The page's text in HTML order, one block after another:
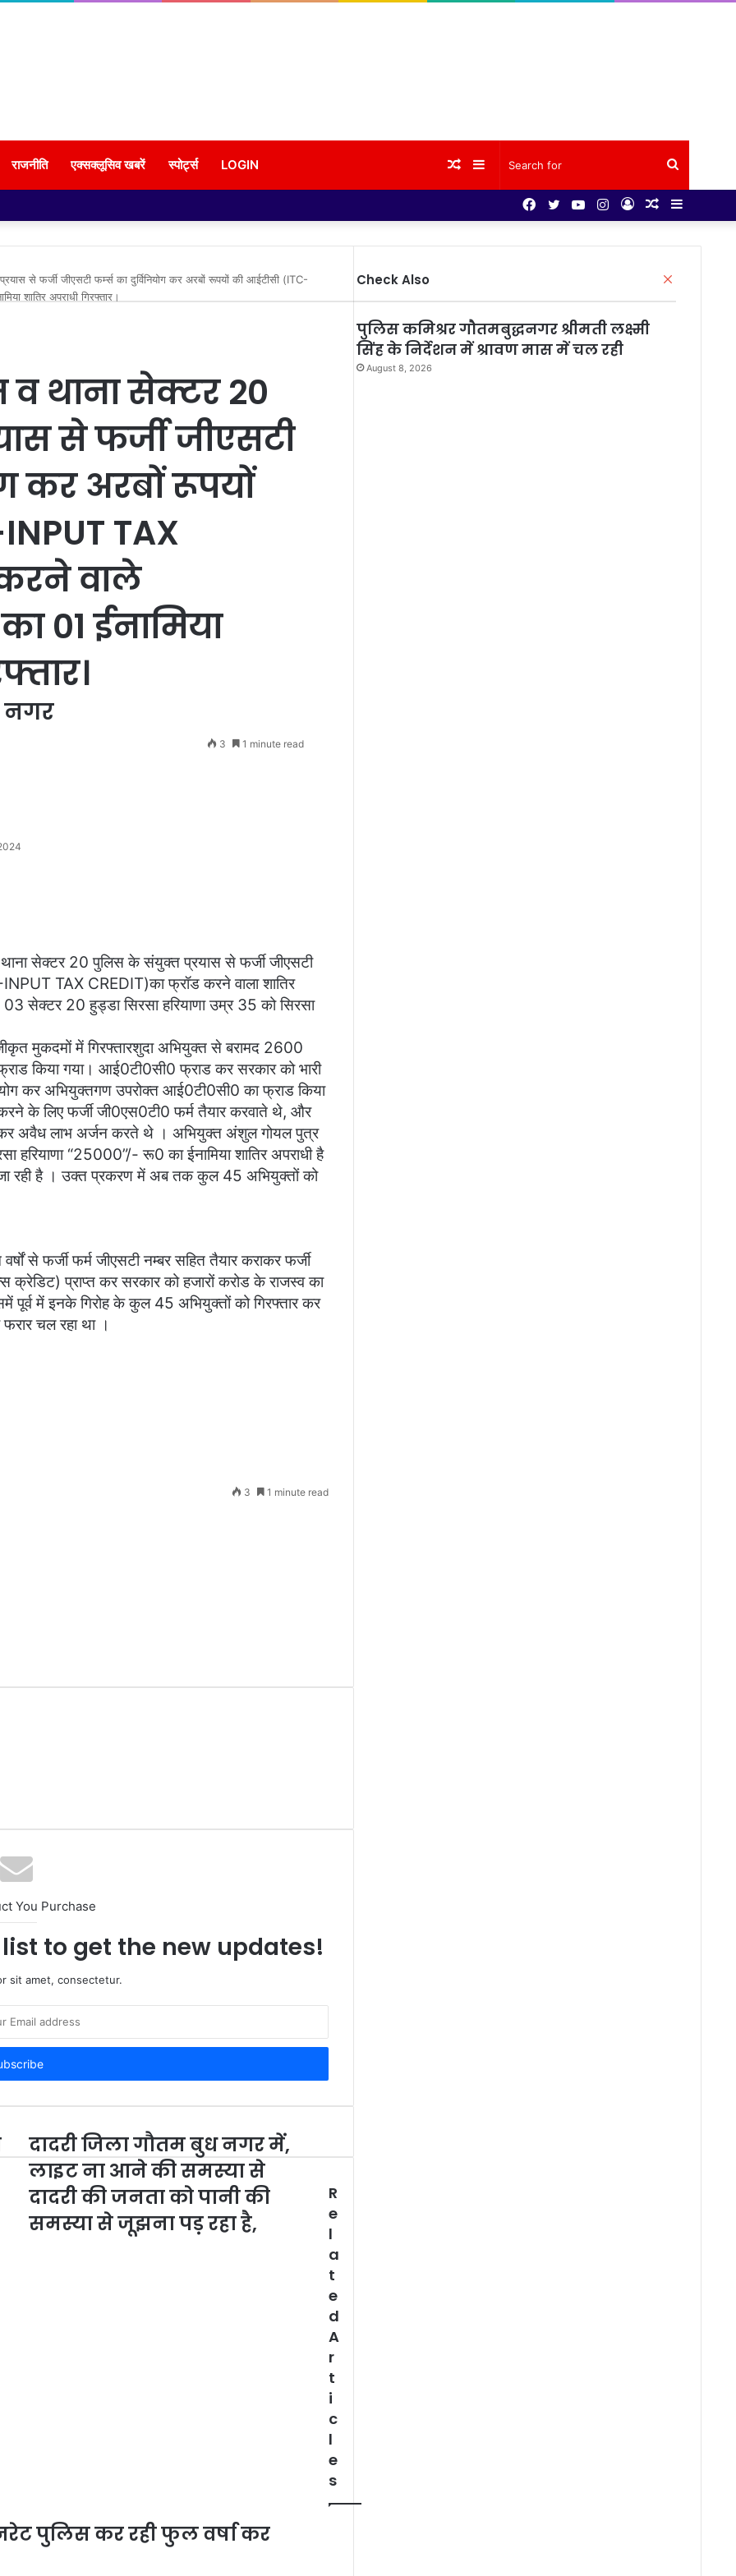
राजनीति एक्सक्लूसिव खबरें स्पोर्ट्स LOGIN
for
Sidebar
Random
Sidebar
Random
Log
Instagram
YouTube
Twitter
Facebook
से फर्जी जीएसटी फर्म्स का दुर्विनियोग कर अरबों रूपयों की आईटीसी (ITC-
शातिर अपराधी गिरफ्तार।
व थाना सेक्टर 20
से फर्जी जीएसटी
कर अरबों रूपयों
TAX
करने वाले
01 ईनामिया
नगर
3 1 minute read
सेक्टर 20 पुलिस के संयुक्त प्रयास से फर्जी जीएसटी
INPUT TAX CREDIT)का फ्रॉड करने वाला शातिर
सेक्टर 20 हुड्डा सिरसा हरियाणा उम्र 35 को सिरसा
मुकदमों में गिरफ्तारशुदा अभियुक्त से बरामद 2600
किया गया। आई0टी0सी0 फ्राड कर सरकार को भारी
कर अभियुक्तगण उपरोक्त आई0टी0सी0 का फ्राड किया
के लिए फर्जी जी0एस0टी0 फर्म तैयार करवाते थे, और
कर अवैध लाभ अर्जन करते थे । अभियुक्त अंशुल गोयल पुत्र
हरियाणा “25000”/- रू0 का ईनामिया शातिर अपराधी है
जा रही है । उक्त प्रकरण में अब तक कुल 45 अभियुक्तों को
से फर्जी फर्म जीएसटी नम्बर सहित तैयार कराकर फर्जी
प्राप्त कर सरकार को हजारों करोड के राजस्व का
पूर्व में इनके गिरोह के कुल 45 अभियुक्तों को गिरफ्तार कर
चल रहा था ।
3 1 minute read
You Purchase
to get the new updates!
sit amet, consectetur.
दादरी जिला गौतम बुध नगर में,
लाइट ना आने की समस्या से
दादरी की जनता को पानी की
समस्या से जूझना पड़ रहा है,
R
e
l
a
t
e
d
A
r
t
i
c
l
e
s
पुलिस कर रही फुल वर्षा कर
Check Also
पुलिस कमिश्रर गौतमबुद्धनगर श्रीमती लक्ष्मी
सिंह के निर्देशन में श्रावण मास में चल रही
August 8, 2026